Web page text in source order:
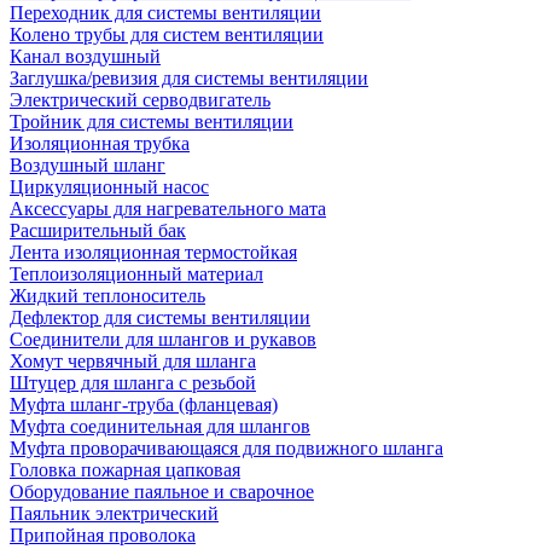
Переходник для системы вентиляции
Колено трубы для систем вентиляции
Канал воздушный
Заглушка/ревизия для системы вентиляции
Электрический серводвигатель
Тройник для системы вентиляции
Изоляционная трубка
Воздушный шланг
Циркуляционный насос
Аксессуары для нагревательного мата
Расширительный бак
Лента изоляционная термостойкая
Теплоизоляционный материал
Жидкий теплоноситель
Дефлектор для системы вентиляции
Соединители для шлангов и рукавов
Хомут червячный для шланга
Штуцер для шланга с резьбой
Муфта шланг-труба (фланцевая)
Муфта соединительная для шлангов
Муфта проворачивающаяся для подвижного шланга
Головка пожарная цапковая
Оборудование паяльное и сварочное
Паяльник электрический
Припойная проволока